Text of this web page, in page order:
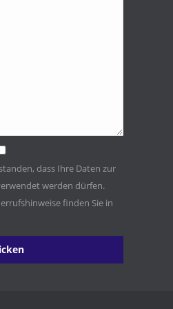
dass Ihre Daten zur
werden dürfen.
finden Sie in